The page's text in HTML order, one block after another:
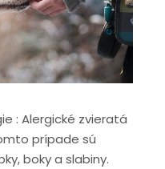
: Alergické zvieratá
prípade sú
boky a slabiny.